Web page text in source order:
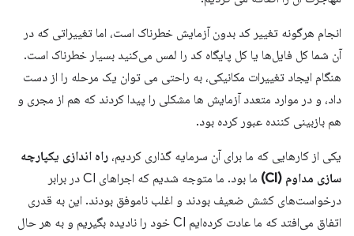
انجام هرگونه تغییر کد بدون آزمایش خطرناک است، اما تغییراتی که در
آن شما کل فایل‌ها یا کل پایگاه کد را لمس می‌کنید بسیار خطرناک است.
هنگام ایجاد تغییرات مکانیکی، به راحتی می توان یک مرحله را از دست
داد، و در موارد متعدد آزمایش ها مشکلی را پیدا کردند که هم از مجری و
هم بازبینی کننده عبور کرده بود.
یکی از کارهایی که ما برای آن سرمایه گذاری کردیم، راه اندازی یکپارچه
سازی مداوم (CI)
ما بود. ما متوجه شدیم که اجراهای CI در برابر
درخواست‌های کشش ضعیف بودند و اغلب ناموفق بودند. این به قدری
اتفاق می‌افتد که ما عادت کرده‌ایم CI خود را نادیده بگیریم و به هر حال